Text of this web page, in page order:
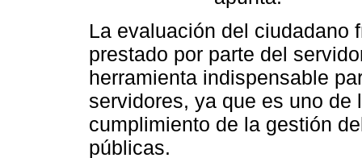
La evaluación del ciudadano
prestado por parte del
herramienta indispensable
servidores, ya que es uno
cumplimiento de la gestión
públicas.